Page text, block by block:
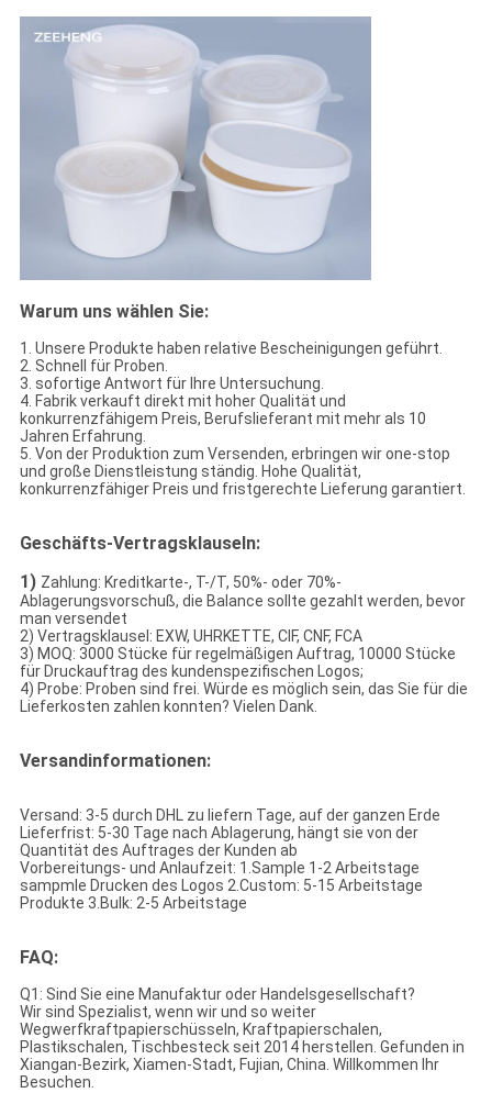
Warum uns wählen Sie:
1. Unsere Produkte haben relative Bescheinigungen geführt.
2. Schnell für Proben.
3. sofortige Antwort für Ihre Untersuchung.
4. Fabrik verkauft direkt mit hoher Qualität und
konkurrenzfähigem Preis, Berufslieferant mit mehr als 10
Jahren Erfahrung.
5. Von der Produktion zum Versenden, erbringen wir one-stop
und große Dienstleistung ständig. Hohe Qualität,
konkurrenzfähiger Preis und fristgerechte Lieferung garantiert.
Geschäfts-Vertragsklauseln:
1) Zahlung: Kreditkarte-, T-/T, 50%- oder 70%-
Ablagerungsvorschuß, die Balance sollte gezahlt werden, bevor
man versendet
2) Vertragsklausel: EXW, UHRKETTE, CIF, CNF, FCA
3) MOQ: 3000 Stücke für regelmäßigen Auftrag, 10000 Stücke
für Druckauftrag des kundenspezifischen Logos;
4) Probe: Proben sind frei. Würde es möglich sein, das Sie für die
Lieferkosten zahlen konnten? Vielen Dank.
Versandinformationen:
Versand: 3-5 durch DHL zu liefern Tage, auf der ganzen Erde
Lieferfrist: 5-30 Tage nach Ablagerung, hängt sie von der
Quantität des Auftrages der Kunden ab
Vorbereitungs- und Anlaufzeit: 1.Sample 1-2 Arbeitstage
sampmle Drucken des Logos 2.Custom: 5-15 Arbeitstage
Produkte 3.Bulk: 2-5 Arbeitstage
FAQ:
Q1: Sind Sie eine Manufaktur oder Handelsgesellschaft?
Wir sind Spezialist, wenn wir und so weiter
Wegwerfkraftpapierschüsseln, Kraftpapierschalen,
Plastikschalen, Tischbesteck seit 2014 herstellen. Gefunden in
Xiangan-Bezirk, Xiamen-Stadt, Fujian, China. Willkommen Ihr
Besuchen.